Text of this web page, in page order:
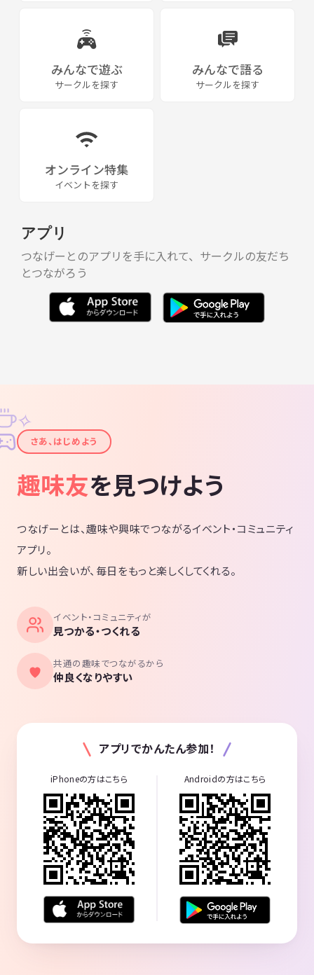
みんなで遊ぶ
サークルを探す
みんなで語る
サークルを探す
オンライン特集
イベントを探す
アプリ
つなげーとのアプリを手に入れて、サークルの友だち
とつながろう
✦
✧
さあ、はじめよう
趣味友を見つけよう
つなげーとは、趣味や興味でつながるイベント・コミュニティ
アプリ。
新しい出会いが、毎日をもっと楽しくしてくれる。
イベント・コミュニティが
見つかる・つくれる
共通の趣味でつながるから
仲良くなりやすい
アプリでかんたん参加！
iPhoneの方はこちら Androidの方はこちら